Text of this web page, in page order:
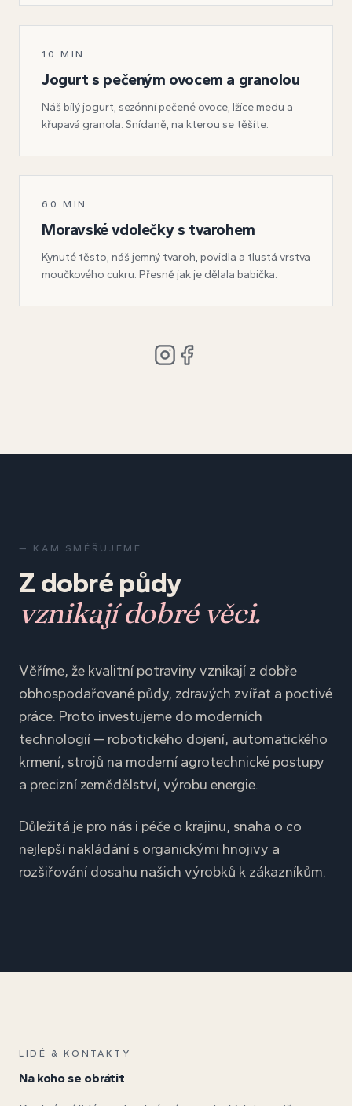
SNÍDANĚ
10 MIN
Jogurt s pečeným ovocem a granolou
Náš bílý jogurt, sezónní pečené ovoce, lžíce medu a
křupavá granola. Snídaně, na kterou se těšíte.
PEČENÍ
60 MIN
Moravské vdolečky s tvarohem
Kynuté těsto, náš jemný tvaroh, povidla a tlustá vrstva
moučkového cukru. Přesně jak je dělala babička.
— KAM SMĚŘUJEME
Z dobré půdy
vznikají dobré věci.
Věříme, že kvalitní potraviny vznikají z dobře
obhospodařované půdy, zdravých zvířat a poctivé
práce. Proto investujeme do moderních
technologií — robotického dojení, automatického
krmení, strojů na moderní agrotechnické postupy
a precizní zemědělství, výrobu energie.
Důležitá je pro nás i péče o krajinu, snaha o co
nejlepší nakládání s organickými hnojivy a
rozšiřování dosahu našich výrobků k zákazníkům.
LIDÉ & KONTAKTY
Na koho se obrátit